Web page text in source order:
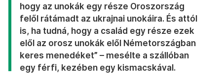
hogy az unokák egy része Oroszország
felől rátámadt az ukrajnai unokáira. És attól
is, ha tudná, hogy a család egy része ezek
elől az orosz unokák elől Németországban
keres menedéket” – mesélte a szállóban
egy férfi, kezében egy kismacskával.